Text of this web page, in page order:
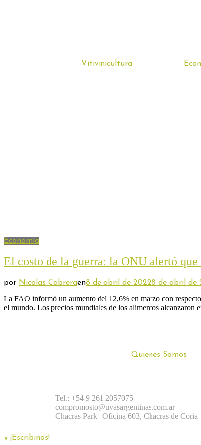
Vitivinicultura
Economía
El costo de la guerra: la ONU alertó
por Nicolas Cabreraen8 de abril de 20228 de abril de
La FAO informó un aumento del 12,6% en marzo con
el mundo. Los precios mundiales de los alimentos
Quienes Somos
Tel.: +54 9 261 2057075
compromosto@uvasargentinas.com.ar
Chacras Park | Oficina 603, Chacras de
× ¡Escribinos!